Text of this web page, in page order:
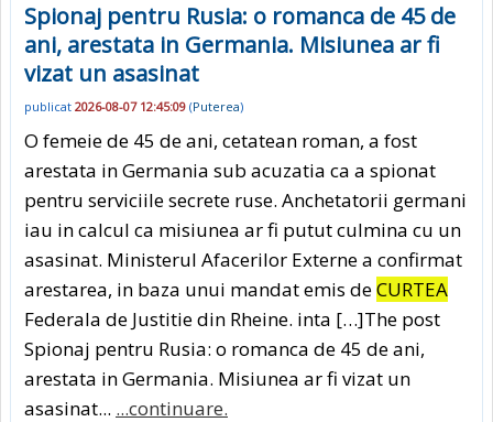
Spionaj pentru Rusia: o romanca de 45 de
ani, arestata in Germania. Misiunea ar fi
vizat un asasinat
publicat 2026-08-07 12:45:09 (Puterea)
O femeie de 45 de ani, cetatean roman, a fost
arestata in Germania sub acuzatia ca a spionat
pentru serviciile secrete ruse. Anchetatorii germani
iau in calcul ca misiunea ar fi putut culmina cu un
asasinat. Ministerul Afacerilor Externe a confirmat
arestarea, in baza unui mandat emis deCURTEA
Federala de Justitie din Rheine. inta […]The post
Spionaj pentru Rusia: o romanca de 45 de ani,
arestata in Germania. Misiunea ar fi vizat un
asasinat... ...continuare.